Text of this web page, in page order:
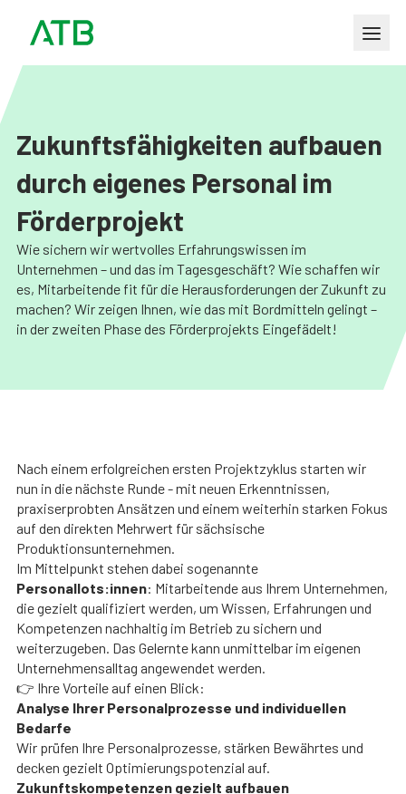
Zukunftsfähigkeiten aufbauen
durch eigenes Personal im
Förderprojekt
Wie sichern wir wertvolles Erfahrungswissen im
Unternehmen – und das im Tagesgeschäft? Wie schaffen wir
es, Mitarbeitende fit für die Herausforderungen der Zukunft zu
machen? Wir zeigen Ihnen, wie das mit Bordmitteln gelingt –
in der zweiten Phase des Förderprojekts Eingefädelt!
Nach einem erfolgreichen ersten Projektzyklus starten wir
nun in die nächste Runde - mit neuen Erkenntnissen,
praxiserprobten Ansätzen und einem weiterhin starken Fokus
auf den direkten Mehrwert für sächsische
Produktionsunternehmen.
Im Mittelpunkt stehen dabei sogenannte
Personallots:innen: Mitarbeitende aus Ihrem Unternehmen,
die gezielt qualifiziert werden, um Wissen, Erfahrungen und
Kompetenzen nachhaltig im Betrieb zu sichern und
weiterzugeben. Das Gelernte kann unmittelbar im eigenen
Unternehmensalltag angewendet werden.
👉 Ihre Vorteile auf einen Blick:
Analyse Ihrer Personalprozesse und individuellen
Bedarfe
Wir prüfen Ihre Personalprozesse, stärken Bewährtes und
decken gezielt Optimierungspotenzial auf.
Zukunftskompetenzen gezielt aufbauen